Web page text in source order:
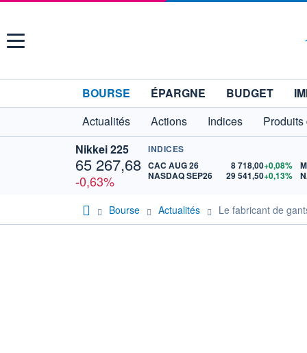
Menu
BOURSE ÉPARGNE BUDGET
Actualités
Actions Indices
Nikkei 225
65 267,68
-0,63%
INDICES
CAC AUG 26
8 718,00+0,08%
NASDAQ SEP26
29 541,50+0,13%
Bourse Actualités Le fabricant de